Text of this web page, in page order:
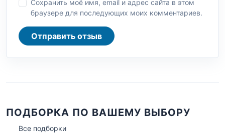
Сохранить моё имя, email и адрес сайта в этом
браузере для последующих моих комментариев.
Отправить отзыв
ПОДБОРКА ПО ВАШЕМУ ВЫБОРУ
Все подборки